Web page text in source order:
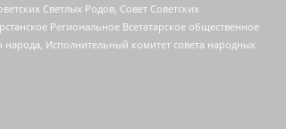
Светлых Родов, Совет Советских
Региональное Всетатарское общественное
Исполнительный комитет совета народных